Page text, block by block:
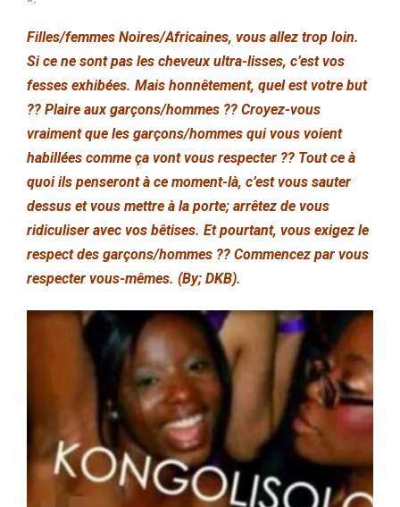
Filles/femmes Noires/Africaines, vous allez trop loin.
Si ce ne sont pas les cheveux ultra-lisses, c’est vos
fesses exhibées. Mais honnêtement, quel est votre but
?? Plaire aux garçons/hommes ?? Croyez-vous
vraiment que les garçons/hommes qui vous voient
habillées comme ça vont vous respecter ?? Tout ce à
quoi ils penseront à ce moment-là, c’est vous sauter
dessus et vous mettre à la porte; arrêtez de vous
ridiculiser avec vos bêtises. Et pourtant, vous exigez le
respect des garçons/hommes ?? Commencez par vous
respecter vous-mêmes. (By; DKB).